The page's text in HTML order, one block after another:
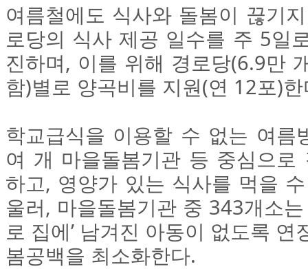
여름철에도 식사와 돌봄이 끊기
로당의 식사 제공 일수를 주 5일
진하며, 이를 위해 경로당(6.9만
함)별로 양곡비를 지원(연 12포)
학교급식을 이용할 수 없는 여
여 개 마을돌봄기관 등 중심으로
하고, 영양가 있는 식사를 먹을
울러, 마을돌봄기관 중 343개소
로 집에’ 남겨진 아동이 없도록
봄공백을 최소화한다.